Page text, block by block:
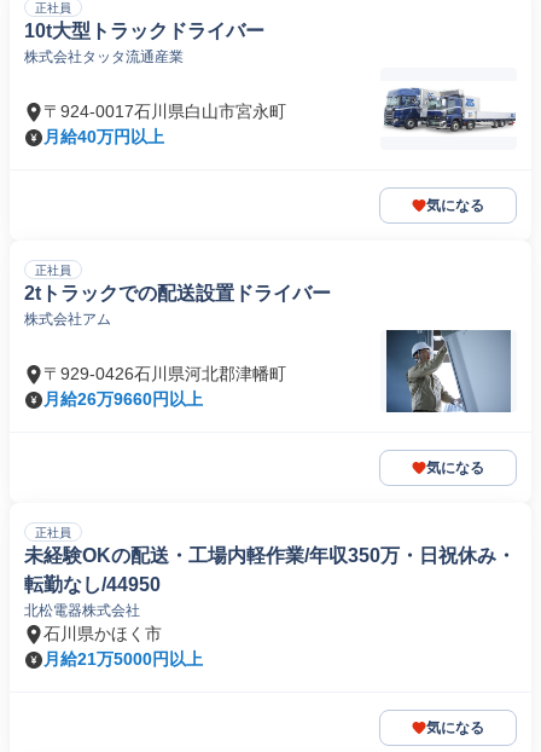
正社員
10t大型トラックドライバー
株式会社タッタ流通産業
〒924-0017石川県白山市宮永町
月給40万円以上
気になる
正社員
2tトラックでの配送設置ドライバー
株式会社アム
〒929-0426石川県河北郡津幡町
月給26万9660円以上
気になる
正社員
未経験OKの配送・工場内軽作業/年収350万・日祝休み・
転勤なし/44950
北松電器株式会社
石川県かほく市
月給21万5000円以上
気になる